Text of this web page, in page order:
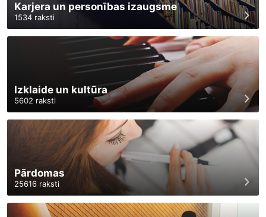
Karjera un personības izaugsme
1534 raksti
Izklaide un kultūra
5602 raksti
Pārdomas
25616 raksti